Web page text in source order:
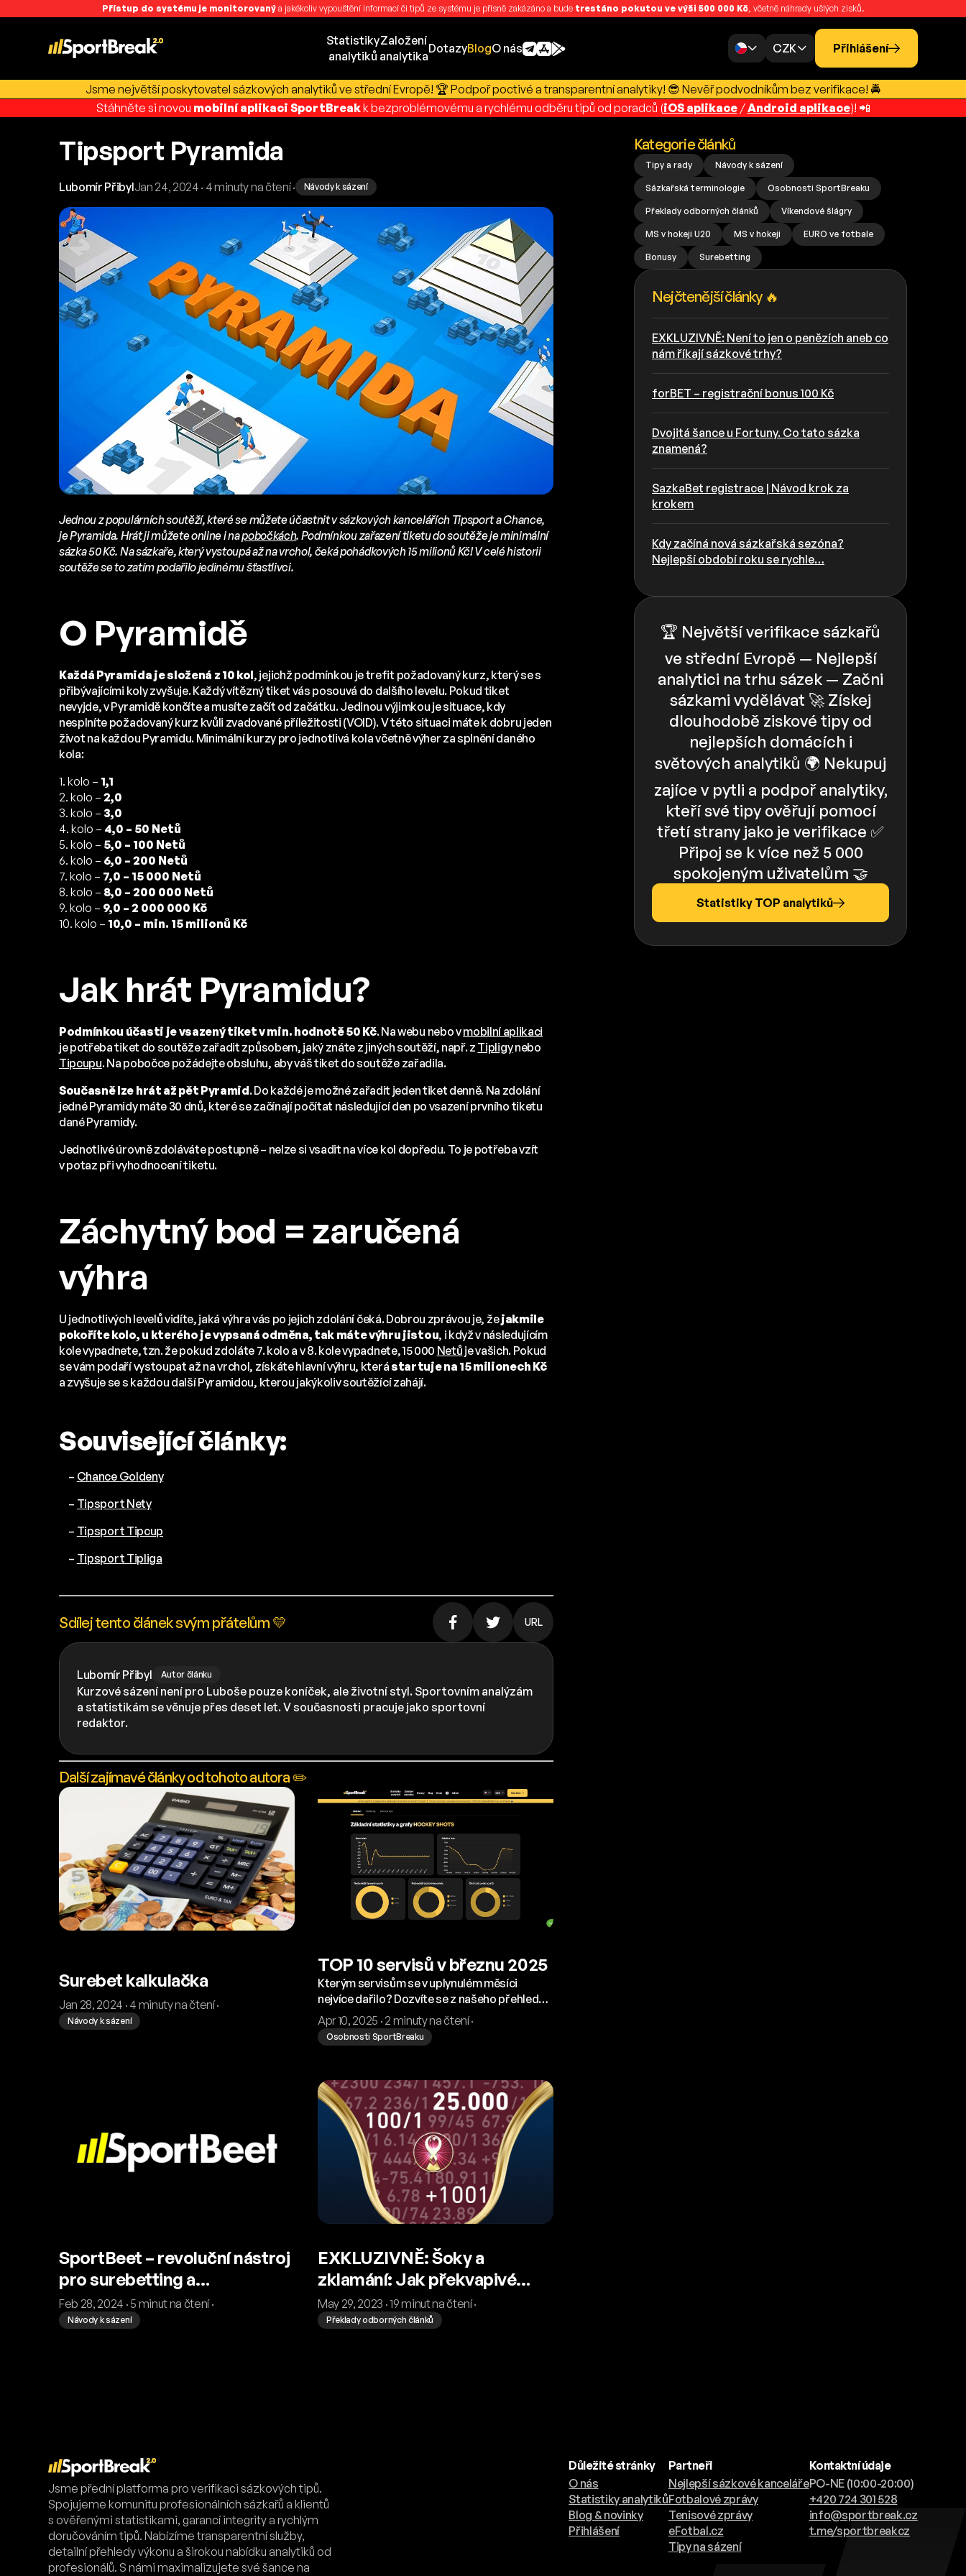
Přístup do systému je monitorovanýa jakékoliv vypouštění informací či tipů ze systému je přísně zakázáno a bude trestáno pokutou ve výši 500 000 Kč, včetně náhrady ušlých zisků.
Statistiky
analytiků
Založení
analytika
DotazyBlogO nás CZK Přihlášení
Jsme největší poskytovatel sázkových analytiků ve střední Evropě! 🏆 Podpoř poctivé a transparentní analytiky! 😎 Nevěř podvodníkům bez verifikace! 🚔
Stáhněte si novou mobilní aplikaci SportBreakk bezproblémovému a rychlému odběru tipů od poradců (iOS aplikace/Android aplikace)! 📲
Tipsport Pyramida
Lubomír PřibylJan 24, 2024 · 4 minuty na čtení · Návody k sázení
Jednou z populárních soutěží, které se můžete účastnit v sázkových kancelářích Tipsport a Chance,
je Pyramida. Hrát ji můžete online i napobočkách. Podmínkou zařazení tiketu do soutěže je minimální
sázka 50 Kč. Na sázkaře, který vystoupá až na vrchol, čeká pohádkových 15 milionů Kč! V celé historii
soutěže se to zatím podařilo jedinému šťastlivci.
O Pyramidě
Každá Pyramida je složená z 10 kol, jejichž podmínkou je trefit požadovaný kurz, který se s
přibývajícími koly zvyšuje. Každý vítězný tiket vás posouvá do dalšího levelu. Pokud tiket
nevyjde, v Pyramidě končíte a musíte začít od začátku. Jedinou výjimkou je situace, kdy
nesplníte požadovaný kurz kvůli zvadované příležitosti (VOID). V této situaci máte k dobru jeden
život na každou Pyramidu. Minimální kurzy pro jednotlivá kola včetně výher za splnění daného
kola:
1. kolo – 1,1
2. kolo – 2,0
3. kolo – 3,0
4. kolo – 4,0 – 50 Netů
5. kolo – 5,0 – 100 Netů
6. kolo – 6,0 – 200 Netů
7. kolo – 7,0 – 15 000 Netů
8. kolo – 8,0 – 200 000 Netů
9. kolo – 9,0 – 2 000 000 Kč
10. kolo – 10,0 – min. 15 milionů Kč
Jak hrát Pyramidu?
Podmínkou účasti je vsazený tiket v min. hodnotě 50 Kč. Na webu nebo vmobilní aplikaci
je potřeba tiket do soutěže zařadit způsobem, jaký znáte z jiných soutěží, např. z Tipligynebo
Tipcupu. Na pobočce požádejte obsluhu, aby váš tiket do soutěže zařadila.
Současně lze hrát až pět Pyramid. Do každé je možné zařadit jeden tiket denně. Na zdolání
jedné Pyramidy máte 30 dnů, které se začínají počítat následující den po vsazení prvního tiketu
dané Pyramidy.
Jednotlivé úrovně zdoláváte postupně – nelze si vsadit na více kol dopředu. To je potřeba vzít
v potaz při vyhodnocení tiketu.
Záchytný bod = zaručená
výhra
U jednotlivých levelů vidíte, jaká výhra vás po jejich zdolání čeká. Dobrou zprávou je, žejakmile
pokoříte kolo, u kterého je vypsaná odměna, tak máte výhru jistou, i když v následujícím
kole vypadnete, tzn. že pokud zdoláte 7. kolo a v 8. kole vypadnete, 15 000 Netů je vašich. Pokud
se vám podaří vystoupat až na vrchol, získáte hlavní výhru, kterástartuje na 15 milionech Kč
a zvyšuje se s každou další Pyramidou, kterou jakýkoliv soutěžící zahájí.
Související články:
– Chance Goldeny
– Tipsport Nety
– Tipsport Tipcup
– Tipsport Tipliga
Sdílej tento článek svým přátelům 💛 URL
Lubomír Přibyl Autor článku
Kurzové sázení není pro Luboše pouze koníček, ale životní styl. Sportovním analýzám
a statistikám se věnuje přes deset let. V současnosti pracuje jako sportovní
redaktor.
Další zajímavé články od tohoto autora ✏️
Surebet kalkulačka
Jan 28, 2024 · 4 minuty na čtení ·
Návody k sázení
TOP 10 servisů v březnu 2025
Kterým servisům se v uplynulém měsíci
nejvíce dařilo? Dozvíte se z našeho přehledu.
Žebříček nejúspěšnějších servisů jsme
seřadili podle ziskových sázek.
Apr 10, 2025 · 2 minuty na čtení ·
Osobnosti SportBreaku
SportBeet – revoluční nástroj
pro surebetting a
valuebetting
Feb 28, 2024 · 5 minut na čtení ·
Návody k sázení
EXKLUZIVNĚ: Šoky a
zklamání: Jak překvapivé
bylo mistrovství světa 2022?
May 29, 2023 · 19 minut na čtení ·
Překlady odborných článků
Kategorie článků
Tipy a rady Návody k sázení
Sázkařská terminologie Osobnosti SportBreaku
Překlady odborných článků Víkendové šlágry
MS v hokeji U20 MS v hokeji EURO ve fotbale
Bonusy Surebetting
Nejčtenější články 🔥
EXKLUZIVNĚ: Není to jen o penězích aneb co
nám říkají sázkové trhy?
forBET – registrační bonus 100 Kč
Dvojitá šance u Fortuny. Co tato sázka
znamená?
SazkaBet registrace | Návod krok za
krokem
Kdy začíná nová sázkařská sezóna?
Nejlepší období roku se rychle…
🏆 Největší verifikace sázkařů
ve střední Evropě — Nejlepší
analytici na trhu sázek — Začni
sázkami vydělávat 🚀 Získej
dlouhodobě ziskové tipy od
nejlepších domácích i
světových analytiků 🌍 Nekupuj
zajíce v pytli a podpoř analytiky,
kteří své tipy ověřují pomocí
třetí strany jako je verifikace ✅️️
Připoj se k více než 5 000
spokojeným uživatelům 🤝
Statistiky TOP analytiků
Jsme přední platforma pro verifikaci sázkových tipů.
Spojujeme komunitu profesionálních sázkařů a klientů
s ověřenými statistikami, garancí integrity a rychlým
doručováním tipů. Nabízíme transparentní služby,
detailní přehledy výkonu a širokou nabídku analytiků od
profesionálů. S námi maximalizujete své šance na
Důležité stránky
O nás
Statistiky analytiků
Blog & novinky
Přihlášení
Partneři
Nejlepší sázkové kanceláře
Fotbalové zprávy
Tenisové zprávy
eFotbal.cz
Tipy na sázení
Kontaktní údaje
PO-NE (10:00-20:00)
+420 724 301 528
info@sportbreak.cz
t.me/sportbreakcz